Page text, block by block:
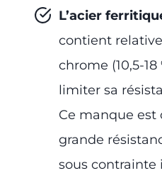
L’acier
contient
chrome (10,5-
limiter sa
Ce manque est
grande
sous contrainte